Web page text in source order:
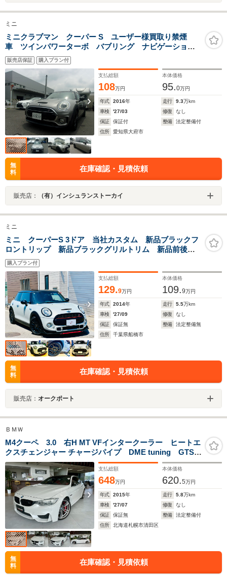
ミニ
ミニクラブマン クーパー S ユーザー様買取り禁煙
車 ツインパワーターボ バブリング ナビゲーショ
ン バックカメラ Bluetooth ドライブレコーダー ワ
イヤレスキー 車検R9年3月 全国対応1年保証加入 走
行93000キロ
販売店保証 購入プラン付
支払総額
108万円
本体価格
95.0万円
年式 2016年 走行 9.3万km
車検
'27/03 修復
なし
保証
保証付 整備
法定整備付
住所
愛知県大府市
無
料
在庫確認・見積依頼
販売店： （有）インシュランストーカイ
ミニ
ミニ クーパーS 3ドア 当社カスタム 新品ブラックフ
ロントリップ 新品ブラックグリルトリム 新品前後ラ
イトトリム 前後ドラレコ ドライビングモード 純正
オプションセンターコンソール ヘッドアップディスプ
レイ ETC
購入プラン付
支払総額
129.9万円
本体価格
109.9万円
年式 2014年 走行 5.5万km
車検
'27/09 修復
なし
保証
保証無 整備
法定整備無
住所
千葉県船橋市
無
料
在庫確認・見積依頼
販売店： オークポート
ＢＭＷ
M4クーペ 3.0 右H MT VFインタークーラー ヒートエ
クスチェンジャー チャージパイプ DME tuning GTSプ
ログラム バブリング REMSU センターマフラー ブ
レンボブレーキ ビルシュタイン車高調 560PS仕様
F82
支払総額
648万円
本体価格
620.5万円
年式 2015年 走行 5.8万km
車検
'27/07 修復
なし
保証
保証無 整備
法定整備付
住所
北海道札幌市清田区
無
料
在庫確認・見積依頼